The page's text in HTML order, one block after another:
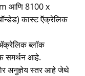
आणि 8100 x
कास्ट ऍक्रेलिक
ब्लॉक
समर्थन आहे.
अनुज्ञेय स्तर आहे जेथे